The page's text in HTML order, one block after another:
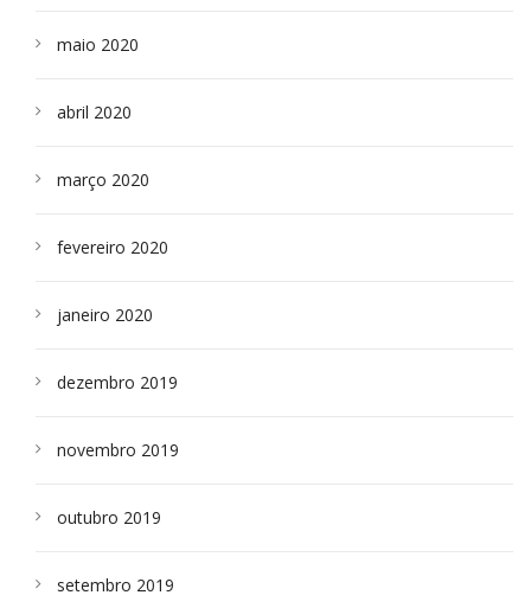
maio 2020
abril 2020
março 2020
fevereiro 2020
janeiro 2020
dezembro 2019
novembro 2019
outubro 2019
setembro 2019